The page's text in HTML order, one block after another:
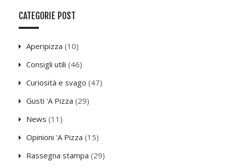
CATEGORIE POST
Aperipizza (10)
Consigli utili (46)
Curiosità e svago (47)
Gusti 'A Pizza (29)
News (11)
Opinioni 'A Pizza (15)
Rassegna stampa (29)